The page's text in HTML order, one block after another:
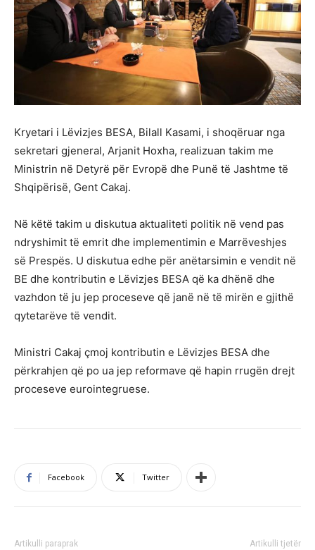
Kryetari i Lëvizjes BESA, Bilall Kasami, i shoqëruar nga
sekretari gjeneral, Arjanit Hoxha, realizuan takim me
Ministrin në Detyrë për Evropë dhe Punë të Jashtme të
Shqipërisë, Gent Cakaj.
Në këtë takim u diskutua aktualiteti politik në vend pas
ndryshimit të emrit dhe implementimin e Marrëveshjes
së Prespës. U diskutua edhe për anëtarsimin e vendit në
BE dhe kontributin e Lëvizjes BESA që ka dhënë dhe
vazhdon të ju jep proceseve që janë në të mirën e gjithë
qytetarëve të vendit.
Ministri Cakaj çmoj kontributin e Lëvizjes BESA dhe
përkrahjen që po ua jep reformave që hapin rrugën drejt
proceseve eurointegruese.
Facebook Twitter
Artikulli paraprak Artikulli tjetër